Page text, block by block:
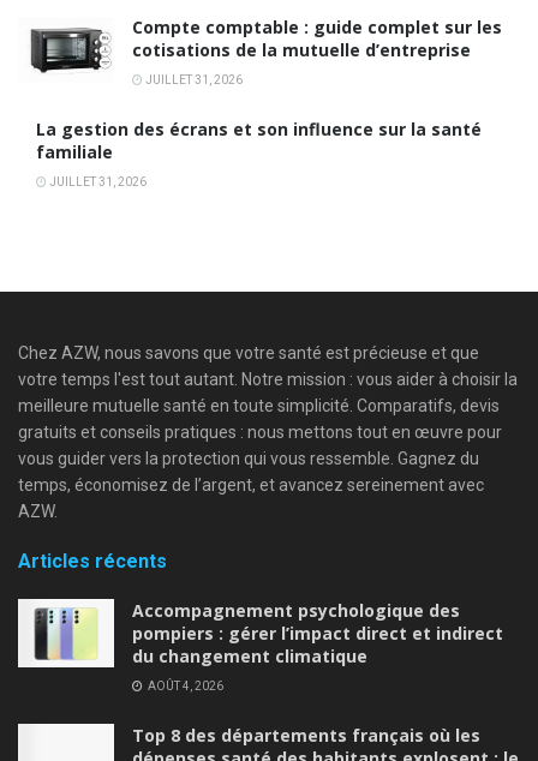
Compte comptable : guide complet sur les
cotisations de la mutuelle d’entreprise
JUILLET 31, 2026
La gestion des écrans et son influence sur la santé
familiale
JUILLET 31, 2026
Chez AZW, nous savons que votre santé est précieuse et que
votre temps l'est tout autant. Notre mission : vous aider à choisir la
meilleure mutuelle santé en toute simplicité. Comparatifs, devis
gratuits et conseils pratiques : nous mettons tout en œuvre pour
vous guider vers la protection qui vous ressemble. Gagnez du
temps, économisez de l’argent, et avancez sereinement avec
AZW.
Articles récents
Accompagnement psychologique des
pompiers : gérer l’impact direct et indirect
du changement climatique
AOÛT 4, 2026
Top 8 des départements français où les